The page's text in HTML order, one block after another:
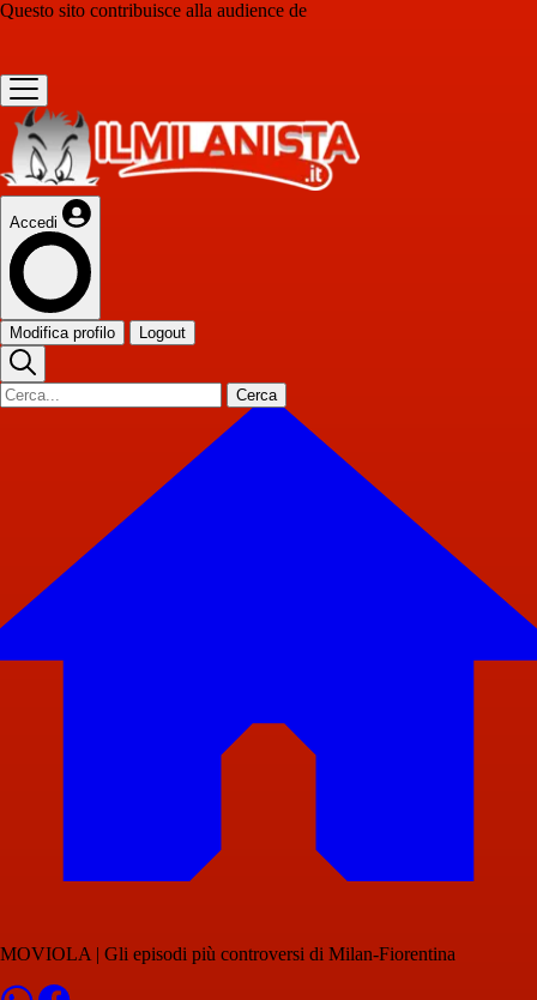
Questo sito contribuisce alla audience de
Accedi
Modifica profilo Logout
Cerca
MOVIOLA | Gli episodi più controversi di Milan-Fiorentina